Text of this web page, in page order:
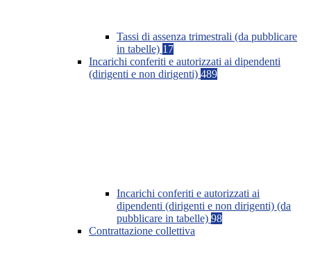
Tassi di assenza trimestrali (da pubblicare
in tabelle) 17
Incarichi conferiti e autorizzati ai dipendenti
(dirigenti e non dirigenti) 489
Incarichi conferiti e autorizzati ai
dipendenti (dirigenti e non dirigenti) (da
pubblicare in tabelle) 98
Contrattazione collettiva